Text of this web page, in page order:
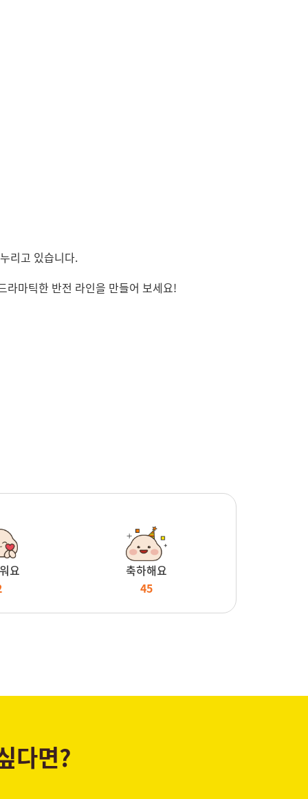
리고 있습니다.
마틱한 반전 라인을 만들어 보세요!
요
축하해요
45
다면?